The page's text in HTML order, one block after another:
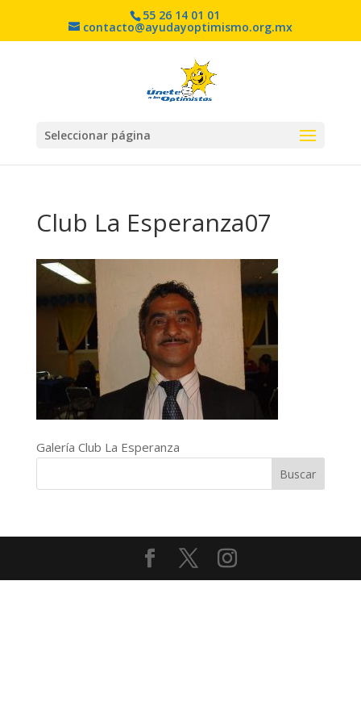
55 26 14 01 01
contacto@ayudayoptimismo.org.mx
Seleccionar página
Club La Esperanza07
Galería Club La Esperanza